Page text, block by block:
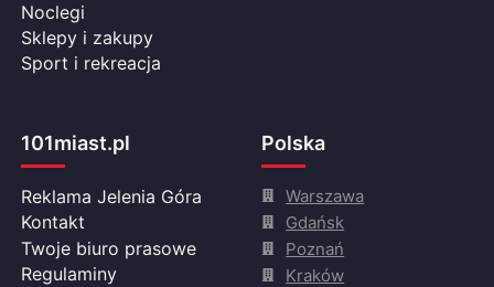
Noclegi
Sklepy i zakupy
Sport i rekreacja
101miast.pl
Reklama Jelenia Góra
Kontakt
Twoje biuro prasowe
Regulaminy
Polska
Warszawa
Gdańsk
Poznań
Kraków